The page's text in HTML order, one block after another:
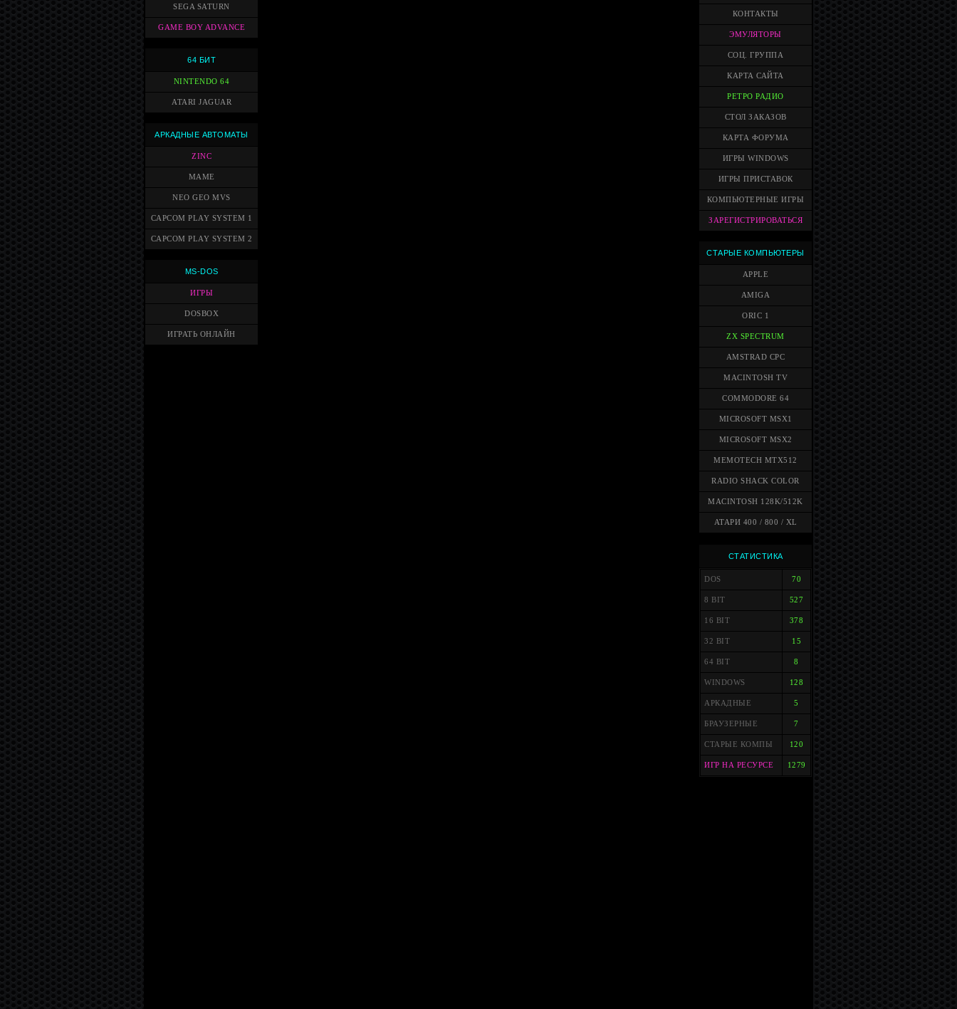
SEGA SATURN
GAME BOY ADVANCE
64 БИТ
NINTENDO 64
ATARI JAGUAR
АРКАДНЫЕ АВТОМАТЫ
ZINC
MAME
NEO GEO MVS
CAPCOM PLAY SYSTEM 1
CAPCOM PLAY SYSTEM 2
MS-DOS
ИГРЫ
DOSBOX
ИГРАТЬ ОНЛАЙН
КОНТАКТЫ
ЭМУЛЯТОРЫ
СОЦ. ГРУППА
КАРТА САЙТА
РЕТРО РАДИО
СТОЛ ЗАКАЗОВ
КАРТА ФОРУМА
ИГРЫ WINDOWS
ИГРЫ ПРИСТАВОК
КОМПЬЮТЕРНЫЕ ИГРЫ
ЗАРЕГИСТРИРОВАТЬСЯ
СТАРЫЕ КОМПЬЮТЕРЫ
APPLE
AMIGA
ORIC 1
ZX SPECTRUM
AMSTRAD CPC
MACINTOSH TV
COMMODORE 64
MICROSOFT MSX1
MICROSOFT MSX2
MEMOTECH MTX512
RADIO SHACK COLOR
MACINTOSH 128K/512K
АТАРИ 400 / 800 / XL
СТАТИСТИКА
DOS 70
8 BIT 527
16 BIT 378
32 BIT 15
64 BIT 8
WINDOWS 128
АРКАДНЫЕ 5
БРАУЗЕРНЫЕ 7
СТАРЫЕ КОМПЫ 120
ИГР НА РЕСУРСЕ 1279